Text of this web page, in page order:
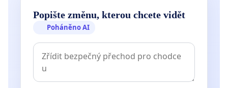
Popište změnu, kterou chcete vidět
Poháněno AI